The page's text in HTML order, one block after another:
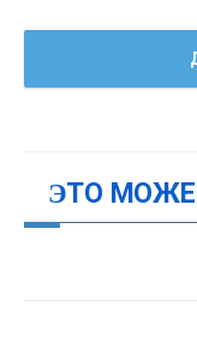
ЭТО